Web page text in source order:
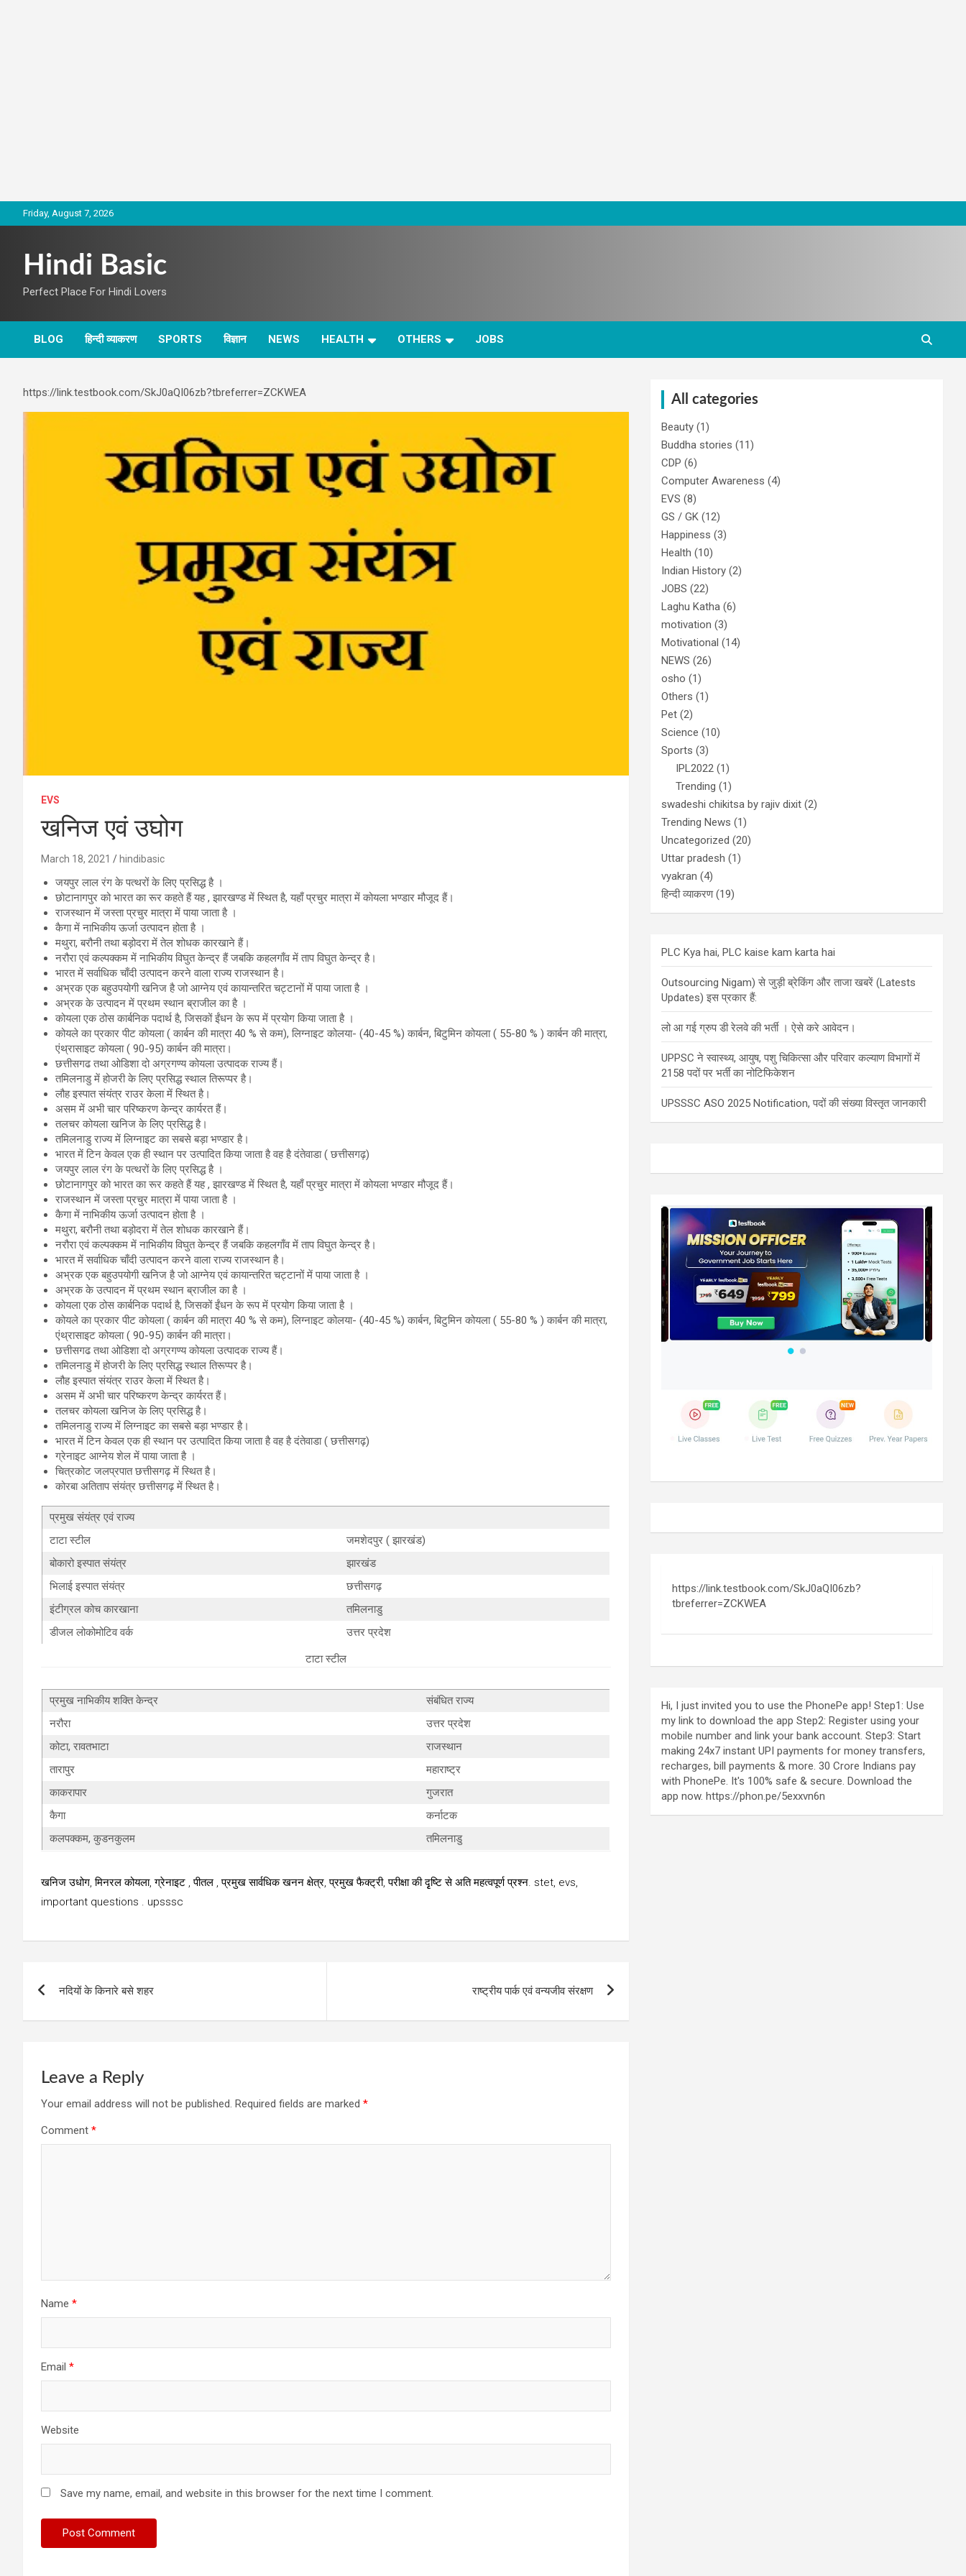
to
Friday, August 7, 2026
Hindi Basic
Perfect Place For Hindi Lovers
BLOG हिन्दी व्याकरण SPORTS विज्ञान NEWS HEALTH OTHERS JOBS
https://link.testbook.com/SkJ0aQI06zb?tbreferrer=ZCKWEA
EVS
खनिज एवं उघोग
March 18, 2021 hindibasic
जयपुर लाल रंग के पत्थरों के लिए प्रसिद्ध है ।
छोटानागपुर को भारत का रूर कहते हैं यह , झारखण्ड में स्थित है, यहाँ प्रचुर मात्रा में कोयला भण्डार मौजूद हैं।
राजस्थान में जस्ता प्रचुर मात्रा में पाया जाता है ।
कैगा में नाभिकीय ऊर्जा उत्पादन होता है ।
मथुरा, बरौनी तथा बड़ोदरा में तेल शोधक कारखाने हैं।
नरौरा एवं कल्पक्कम में नाभिकीय विघुत केन्द्र हैं जबकि कहलगाँव में ताप विघुत केन्द्र है।
भारत में सर्वाधिक चाँदी उत्पादन करने वाला राज्य राजस्थान है।
अभ्रक एक बहुउपयोगी खनिज है जो आग्नेय एवं कायान्तरित चट्टानों में पाया जाता है ।
अभ्रक के उत्पादन में प्रथम स्थान ब्राजील का है ।
कोयला एक ठोस कार्बनिक पदार्थ है, जिसकों ईंधन के रूप में प्रयोग किया जाता है ।
कोयले का प्रकार पीट कोयला ( कार्बन की मात्रा 40 % से कम), लिग्नाइट कोलया- (40-45 %) कार्बन, बिटुमिन कोयला ( 55-80 % ) कार्बन की मात्रा,
एंथ्रासाइट कोयला ( 90-95) कार्बन की मात्रा।
छत्तीसगढ तथा ओडिशा दो अग्रगण्य कोयला उत्पादक राज्य हैं।
तमिलनाडु में होजरी के लिए प्रसिद्ध स्थाल तिरूप्पर है।
लौह इस्पात संयंत्र राउर केला में स्थित है।
असम में अभी चार परिष्करण केन्द्र कार्यरत हैं।
तलचर कोयला खनिज के लिए प्रसिद्ध है।
तमिलनाडु राज्य में लिग्नाइट का सबसे बड़ा भण्डार है।
भारत में टिन केवल एक ही स्थान पर उत्पादित किया जाता है वह है दंतेवाडा ( छत्तीसगढ़)
जयपुर लाल रंग के पत्थरों के लिए प्रसिद्ध है ।
छोटानागपुर को भारत का रूर कहते हैं यह , झारखण्ड में स्थित है, यहाँ प्रचुर मात्रा में कोयला भण्डार मौजूद हैं।
राजस्थान में जस्ता प्रचुर मात्रा में पाया जाता है ।
कैगा में नाभिकीय ऊर्जा उत्पादन होता है ।
मथुरा, बरौनी तथा बड़ोदरा में तेल शोधक कारखाने हैं।
नरौरा एवं कल्पक्कम में नाभिकीय विघुत केन्द्र हैं जबकि कहलगाँव में ताप विघुत केन्द्र है।
भारत में सर्वाधिक चाँदी उत्पादन करने वाला राज्य राजस्थान है।
अभ्रक एक बहुउपयोगी खनिज है जो आग्नेय एवं कायान्तरित चट्टानों में पाया जाता है ।
अभ्रक के उत्पादन में प्रथम स्थान ब्राजील का है ।
कोयला एक ठोस कार्बनिक पदार्थ है, जिसकों ईंधन के रूप में प्रयोग किया जाता है ।
कोयले का प्रकार पीट कोयला ( कार्बन की मात्रा 40 % से कम), लिग्नाइट कोलया- (40-45 %) कार्बन, बिटुमिन कोयला ( 55-80 % ) कार्बन की मात्रा,
एंथ्रासाइट कोयला ( 90-95) कार्बन की मात्रा।
छत्तीसगढ तथा ओडिशा दो अग्रगण्य कोयला उत्पादक राज्य हैं।
तमिलनाडु में होजरी के लिए प्रसिद्ध स्थाल तिरूप्पर है।
लौह इस्पात संयंत्र राउर केला में स्थित है।
असम में अभी चार परिष्करण केन्द्र कार्यरत हैं।
तलचर कोयला खनिज के लिए प्रसिद्ध है।
तमिलनाडु राज्य में लिग्नाइट का सबसे बड़ा भण्डार है।
भारत में टिन केवल एक ही स्थान पर उत्पादित किया जाता है वह है दंतेवाडा ( छत्तीसगढ़)
ग्रेनाइट आग्नेय शेल में पाया जाता है ।
चित्रकोट जलप्रपात छत्तीसगढ़ में स्थित है।
कोरबा अतिताप संयंत्र छत्तीसगढ़ में स्थित है।
प्रमुख संयंत्र एवं राज्य
टाटा स्टील
जमशेदपुर ( झारखंड)
बोकारो इस्पात संयंत्र
झारखंड
भिलाई इस्पात संयंत्र
छत्तीसगढ़
इंटीग्रल कोच कारखाना
तमिलनाडु
डीजल लोकोमोटिव वर्क
उत्तर प्रदेश
टाटा स्टील
प्रमुख नाभिकीय शक्ति केन्द्र
संबंधित राज्य
नरौरा
उत्तर प्रदेश
कोटा, रावतभाटा
राजस्थान
तारापुर
महाराष्ट्र
काकरापार
गुजरात
कैगा
कर्नाटक
कलपक्कम, कुडनकुलम
तमिलनाडु
खनिज उधोग, मिनरल कोयला, ग्रेनाइट , पीतल , प्रमुख सार्वधिक खनन क्षेत्र, प्रमुख फैक्ट्री, परीक्षा की दृृष्टि से अति महत्वपूर्ण प्रश्न. stet, evs,
important questions . upsssc
नदियों के किनारे बसे शहर राष्ट्रीय पार्क एवं वन्यजीव संरक्षण
Leave a Reply
Your email address will not be published. Required fields are marked *
Comment *
Name *
Email *
Website
Save my name, email, and website in this browser for the next time I comment.
All categories
Beauty (1)
Buddha stories (11)
CDP (6)
Computer Awareness (4)
EVS (8)
GS / GK (12)
Happiness (3)
Health (10)
Indian History (2)
JOBS (22)
Laghu Katha (6)
motivation (3)
Motivational (14)
NEWS (26)
osho (1)
Others (1)
Pet (2)
Science (10)
Sports (3)
IPL2022 (1)
Trending (1)
swadeshi chikitsa by rajiv dixit (2)
Trending News (1)
Uncategorized (20)
Uttar pradesh (1)
vyakran (4)
हिन्दी व्याकरण(19)
PLC Kya hai, PLC kaise kam karta hai
Outsourcing Nigam) से जुड़ी ब्रेकिंग और ताजा खबरें (Latests
Updates) इस प्रकार हैं:
लो आ गई ग्रुप डी रेलवे की भर्ती । ऐसे करे आवेदन।
UPPSC ने स्वास्थ्य, आयुष, पशु चिकित्सा और परिवार कल्याण विभागों में
2158 पदों पर भर्ती का नोटिफिकेशन
UPSSSC ASO 2025 Notification, पदों की संख्या विस्तृत जानकारी
https://link.testbook.com/SkJ0aQI06zb?
tbreferrer=ZCKWEA
Hi, I just invited you to use the PhonePe app! Step1: Use
my link to download the app Step2: Register using your
mobile number and link your bank account. Step3: Start
making 24x7 instant UPI payments for money transfers,
recharges, bill payments & more. 30 Crore Indians pay
with PhonePe. It's 100% safe & secure. Download the
app now. https://phon.pe/5exxvn6n